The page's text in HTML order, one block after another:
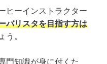
ヒーインストラクター
バリスタを目指す方は
う。
門知識が身に付くた